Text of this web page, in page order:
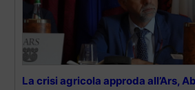
La crisi agricola approda all’Ars,